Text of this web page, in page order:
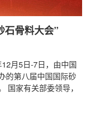
石骨料大会”
月5日-7日，由中国
的第八届中国国际砂
国家有关部委领导，